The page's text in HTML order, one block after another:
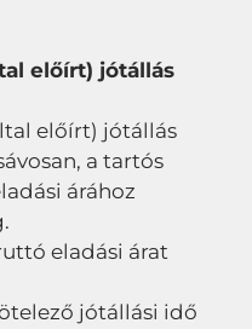
előírt) jótállás
előírt) jótállás
a tartós
árához
eladási árat
jótállási idő